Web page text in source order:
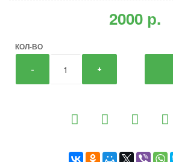
2000 р.
КОЛ-ВО
- +